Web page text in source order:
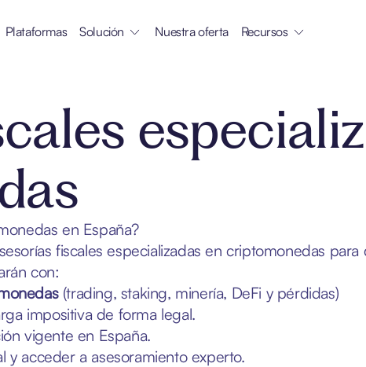
Plataformas Solución Nuestra oferta Recursos
en España?
fiscales especializadas en criptomonedas
con:
(trading, staking, minería, DeFi y pérdidas)
impositiva de forma legal.
vigente en España.
acceder a asesoramiento experto.